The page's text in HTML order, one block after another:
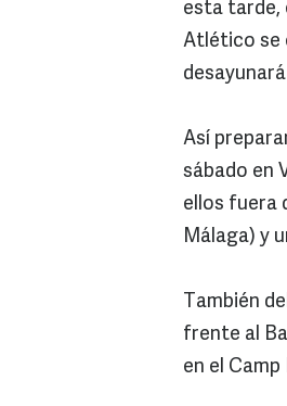
esta tarde,
Atlético se
Así
sábado en
ellos fuera
Málaga) y
También
frente al
en el